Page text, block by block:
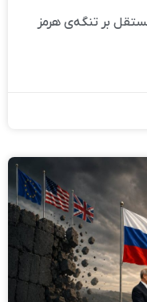
بر تنگه‌ی هرمز